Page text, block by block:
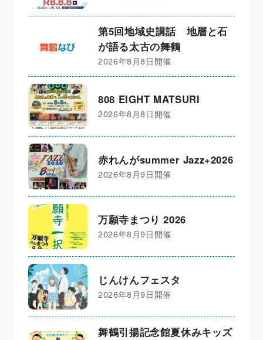
第5回地域史講話 地層と石
が語る太古の舞鶴
2026年8月8日開催
808 EIGHT MATSURI
2026年8月8日開催
赤れんがsummer Jazz+2026
2026年8月9日開催
万願寺まつり 2026
2026年8月9日開催
じんけんフェスタ
2026年8月9日開催
舞鶴引揚記念館夏休みキッズ